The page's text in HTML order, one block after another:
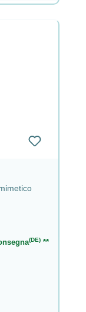
(DE) **